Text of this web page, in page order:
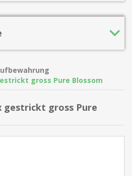
gross Pure Blossom
gestrickt gross Pure